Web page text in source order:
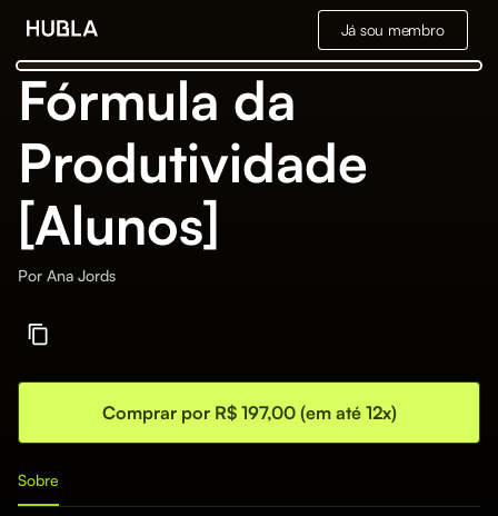
Já sou membro
Fórmula da
Produtividade
[Alunos]
Por Ana Jords
Comprar por R$ 197,00 (em até 12x)
Sobre